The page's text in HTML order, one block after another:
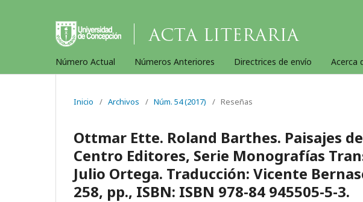
Número Actual Números Anteriores Directrices de envío Acerca
Inicio / Archivos / Núm. 54 (2017) / Reseñas
Ottmar Ette. Roland Barthes. Paisajes
Centro Editores, Serie Monografías
Julio Ortega. Traducción: Vicente
258, pp., ISBN: ISBN 978-84 945505-5-3.